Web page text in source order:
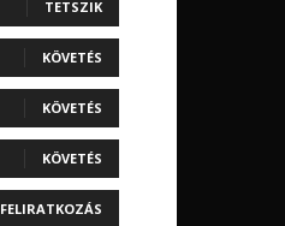
TETSZIK
KÖVETÉS
KÖVETÉS
KÖVETÉS
FELIRATKOZÁS